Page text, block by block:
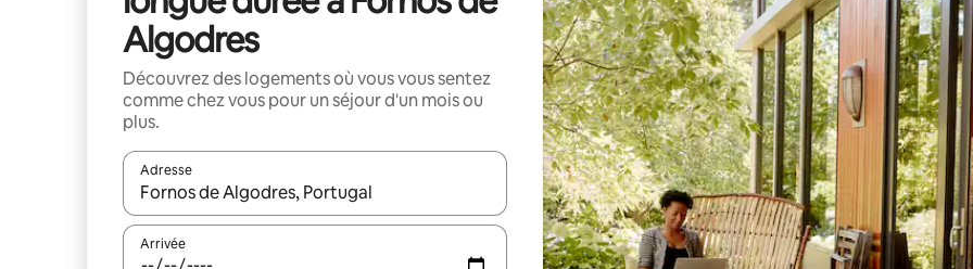
Algodres
Découvrez des logements où vous vous sentez
comme chez vous pour un séjour d'un mois ou
plus.
Adresse
Lorsque les résultats s'affichent, utilisez les flèches vers le haut et vers le bas pour les parcourir ou en appuyant et en
Arrivée